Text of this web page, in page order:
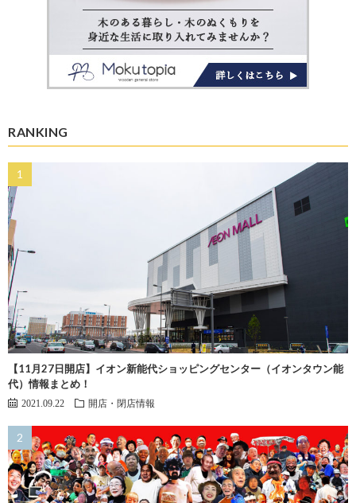
RANKING
【11月27日開店】イオン新能代ショッピングセンター（イオンタウン能
代）情報まとめ！
2021.09.22 開店・閉店情報